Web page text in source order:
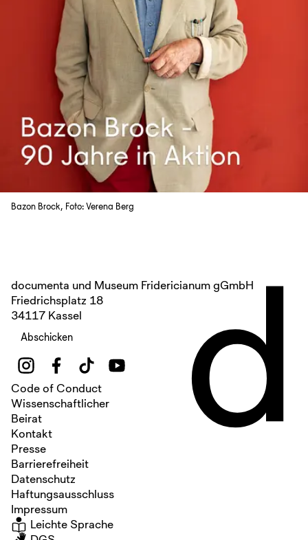
Bazon Brock, Foto: Verena Berg
documenta und Museum Fridericianum gGmbH
Friedrichsplatz 18
34117 Kassel
Abschicken
Code of Conduct
Wissenschaftlicher
Beirat
Kontakt
Presse
Barrierefreiheit
Datenschutz
Haftungsausschluss
Impressum
Leichte Sprache
d